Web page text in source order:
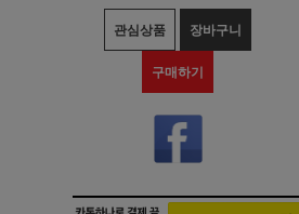
관심상품 장바구니
구매하기